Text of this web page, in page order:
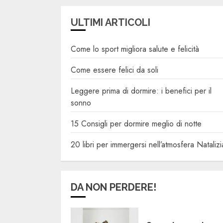
ULTIMI ARTICOLI
Come lo sport migliora salute e felicità
Come essere felici da soli
Leggere prima di dormire: i benefici per il
sonno
15 Consigli per dormire meglio di notte
20 libri per immergersi nell’atmosfera
DA NON PERDERE!